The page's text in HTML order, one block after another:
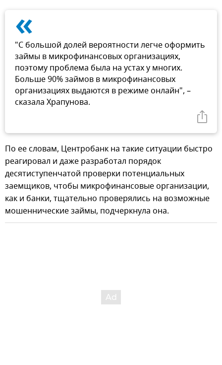
«
"С большой долей вероятности легче оформить
займы в микрофинансовых организациях,
поэтому проблема была на устах у многих.
Больше 90% займов в микрофинансовых
организациях выдаются в режиме онлайн", –
сказала Храпунова.
По ее словам, Центробанк на такие ситуации быстро
реагировал и даже разработал порядок
десятиступенчатой проверки потенциальных
заемщиков, чтобы микрофинансовые организации,
как и банки, тщательно проверялись на возможные
мошеннические займы, подчеркнула она.